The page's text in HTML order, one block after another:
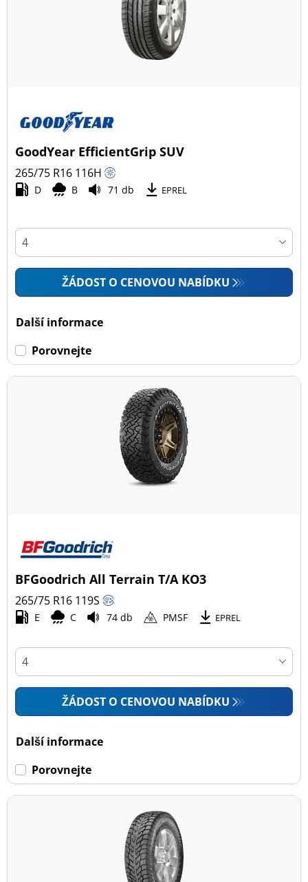
GoodYear EfficientGrip SUV
265/75 R16 116H
D B 71 db EPREL
ŽÁDOST O CENOVOU NABÍDKU
Další informace
Porovnejte
BFGoodrich All Terrain T/A KO3
265/75 R16 119S
E C 74 db PMSF EPREL
ŽÁDOST O CENOVOU NABÍDKU
Další informace
Porovnejte